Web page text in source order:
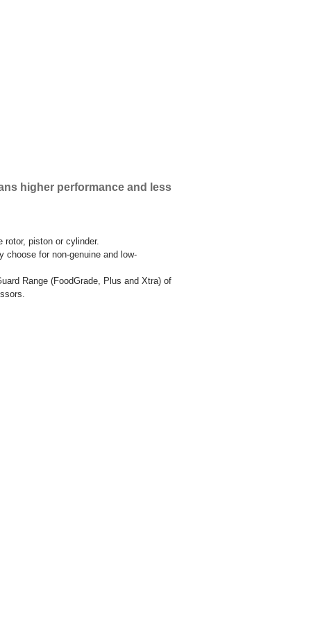
higher performance and less
rotor, piston or cylinder.
choose for non-genuine and low-
Range (FoodGrade, Plus and Xtra) of